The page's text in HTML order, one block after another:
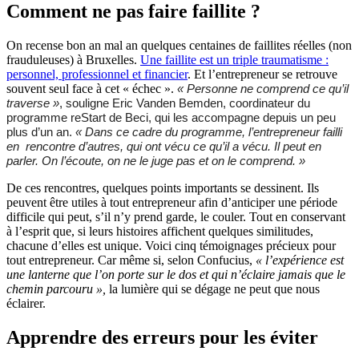
Comment ne pas faire faillite ?
On recense bon an mal an quelques centaines de faillites réelles (non
frauduleuses) à Bruxelles. Une faillite est un triple traumatisme :
personnel, professionnel et financier. Et l’entrepreneur se retrouve
souvent seul face à cet « échec ». « Personne ne comprend ce qu’il
traverse », souligne Eric Vanden Bemden, coordinateur du
programme reStart de Beci, qui les accompagne depuis un peu
plus d’un an. « Dans ce cadre du programme, l’entrepreneur failli
en rencontre d’autres, qui ont vécu ce qu’il a vécu. Il peut en
parler. On l’écoute, on ne le juge pas et on le comprend. »
De ces rencontres, quelques points importants se dessinent. Ils
peuvent être utiles à tout entrepreneur afin d’anticiper une période
difficile qui peut, s’il n’y prend garde, le couler. Tout en conservant
à l’esprit que, si leurs histoires affichent quelques similitudes,
chacune d’elles est unique. Voici cinq témoignages précieux pour
tout entrepreneur. Car même si, selon Confucius, « l’expérience est
une lanterne que l’on porte sur le dos et qui n’éclaire jamais que le
chemin parcouru », la lumière qui se dégage ne peut que nous
éclairer.
Apprendre des erreurs pour les éviter